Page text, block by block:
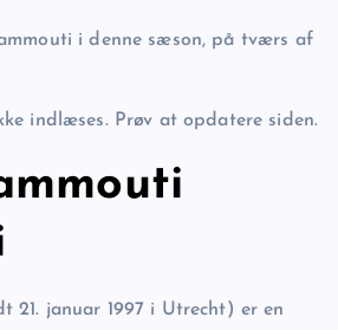
i denne sæson, på tværs af
indlæses. Prøv at opdatere siden.
21. januar 1997 i Utrecht) er en